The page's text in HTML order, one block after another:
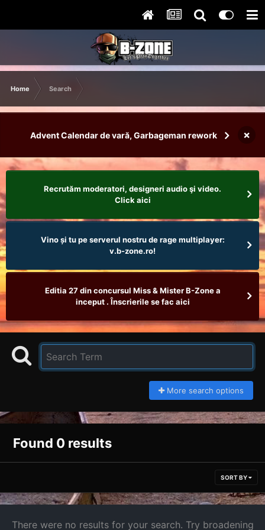
Home Search
Advent Calendar de vară, Garbageman rework ×
Recrutăm moderatori, designeri audio şi video.
Click aici
Vino și tu pe serverul nostru de rage multiplayer:
v.b-zone.ro!
Editia 27 din concursul Miss & Mister B-Zone a
inceput . Înscrierile se fac aici
More search options
Found 0 results
SORT BY
There were no results for your search. Try broadening